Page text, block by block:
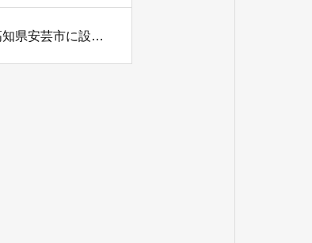
株式会社プライムスタイル、AI活用型コンタクトセンターを高知県安芸市に設立～高知県・安芸市と立地協定を締結～